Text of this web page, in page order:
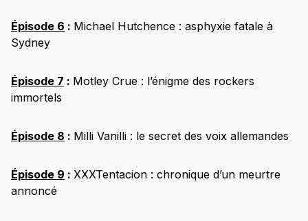
Épisode 6 : Michael Hutchence : asphyxie fatale à
Sydney
Épisode 7 : Motley Crue : l’énigme des rockers
immortels
Épisode 8 : Milli Vanilli : le secret des voix allemandes
Épisode 9 : XXXTentacion : chronique d’un meurtre
annoncé